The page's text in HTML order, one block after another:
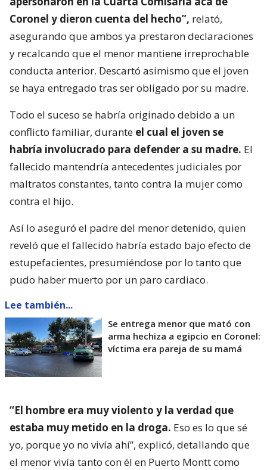
Coronel y dieron cuenta del hecho”, relató,
asegurando que ambos ya prestaron declaraciones
y recalcando que el menor mantiene irreprochable
conducta anterior. Descartó asimismo que el joven
se haya entregado tras ser obligado por su madre.
Todo el suceso se habría originado debido a un
conflicto familiar, durante el cual el joven se
habría involucrado para defender a su madre. El
fallecido mantendría antecedentes judiciales por
maltratos constantes, tanto contra la mujer como
contra el hijo.
Así lo aseguró el padre del menor detenido, quien
reveló que el fallecido habría estado bajo efecto de
estupefacientes, presumiéndose por lo tanto que
pudo haber muerto por un paro cardiaco.
Lee también...
Se entrega menor que mató con
arma hechiza a egipcio en Coronel:
víctima era pareja de su mamá
“El hombre era muy violento y la verdad que
estaba muy metido en la droga. Eso es lo que sé
yo, porque yo no vivía ahí”, explicó, detallando que
el menor vivía tanto con él en Puerto Montt como